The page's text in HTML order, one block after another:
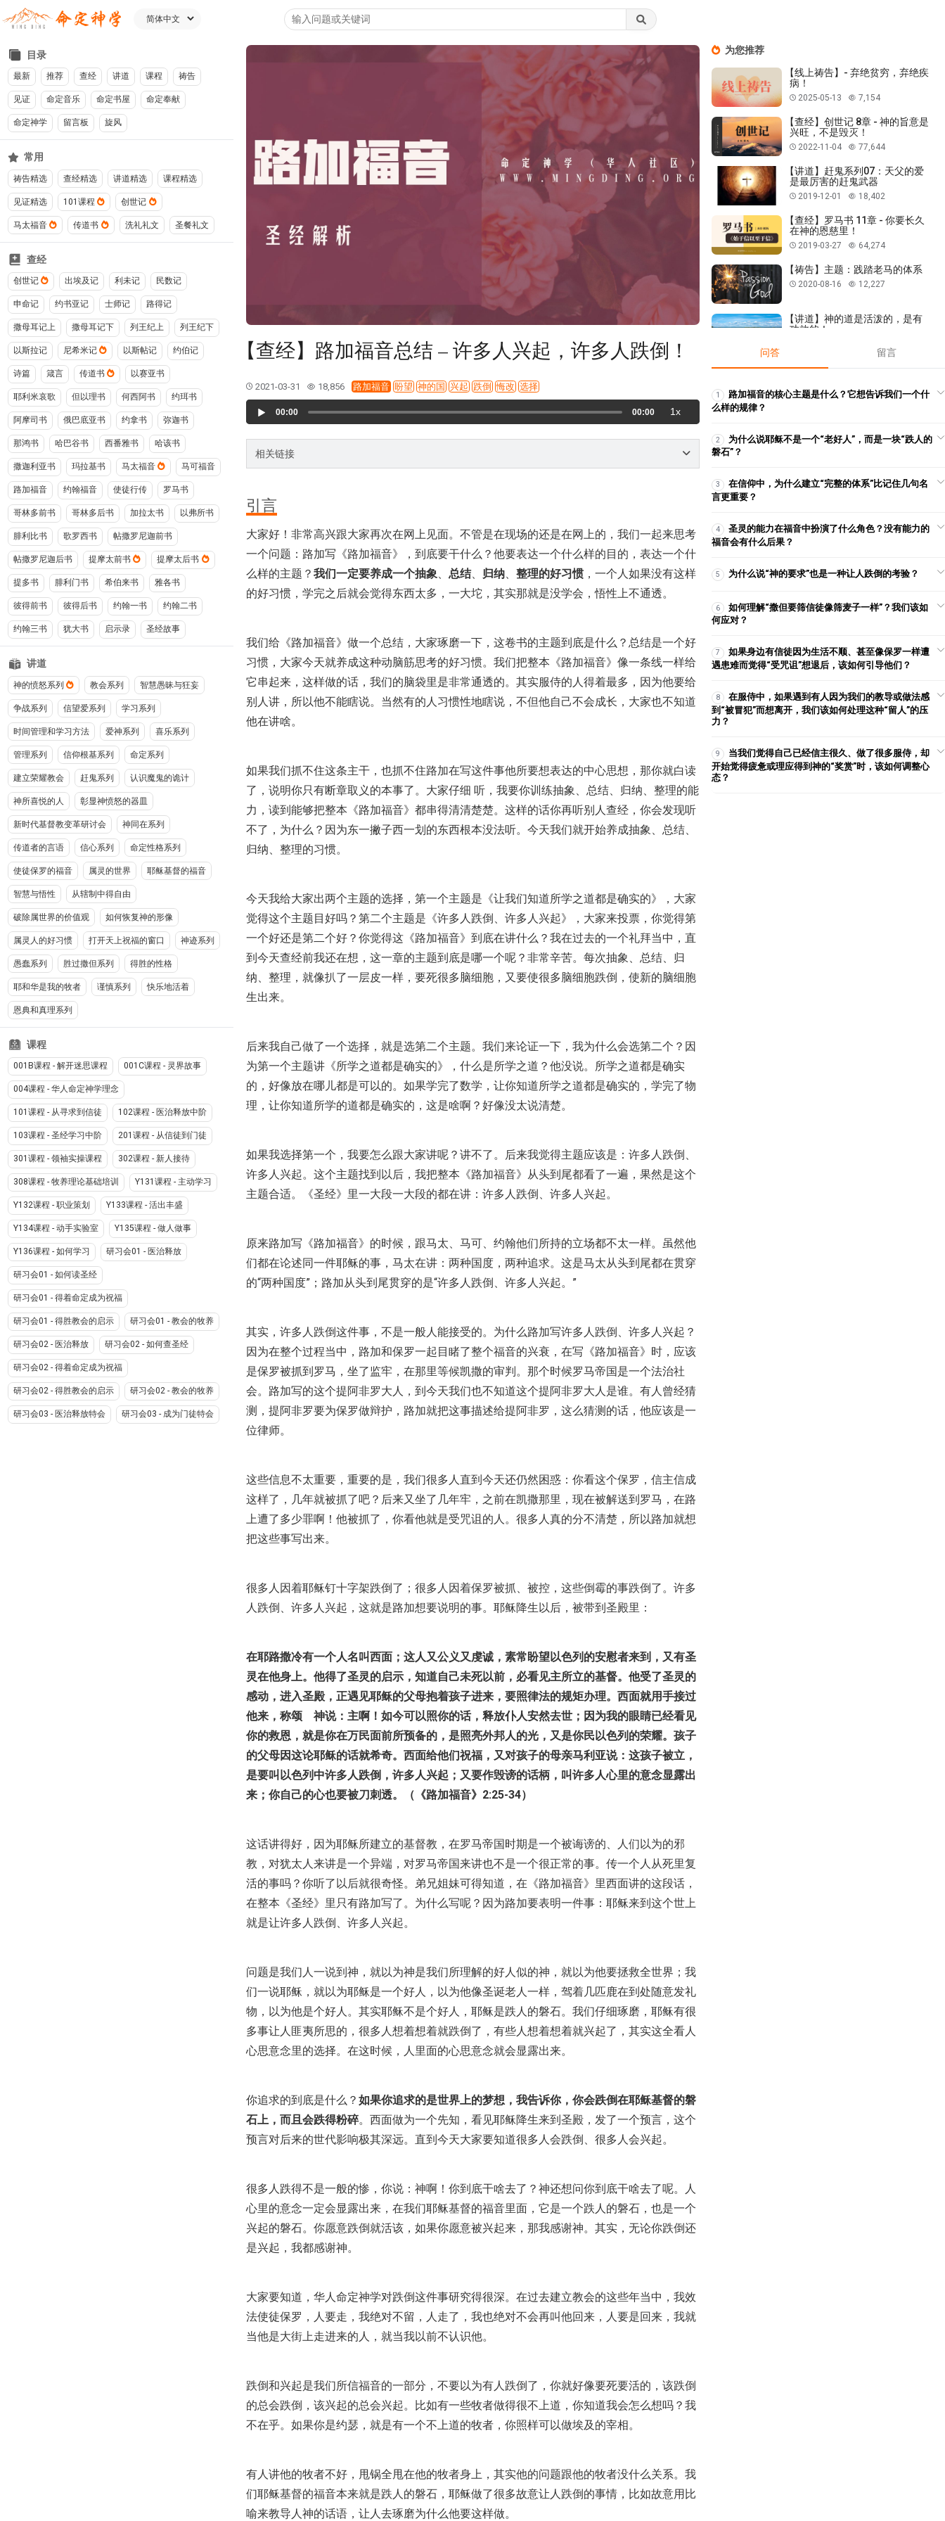
目录
最新 推荐 查经 讲道 课程 祷告
见证 命定音乐 命定书屋 命定奉献
命定神学 留言板 旋风
常用
祷告精选 查经精选 讲道精选 课程精选
见证精选 101课程 创世记
马太福音 传道书 洗礼礼文 圣餐礼文
查经
创世记 出埃及记 利未记 民数记
申命记 约书亚记 士师记 路得记
撒母耳记上 撒母耳记下 列王纪上 列王纪下
以斯拉记 尼希米记 以斯帖记 约伯记
诗篇 箴言 传道书 以赛亚书
耶利米哀歌 但以理书 何西阿书 约珥书
阿摩司书 俄巴底亚书 约拿书 弥迦书
那鸿书 哈巴谷书 西番雅书 哈该书
撒迦利亚书 玛拉基书 马太福音 马可福音
路加福音 约翰福音 使徒行传 罗马书
哥林多前书 哥林多后书 加拉太书 以弗所书
腓利比书 歌罗西书 帖撒罗尼迦前书
帖撒罗尼迦后书 提摩太前书 提摩太后书
提多书 腓利门书 希伯来书 雅各书
彼得前书 彼得后书 约翰一书 约翰二书
约翰三书 犹大书 启示录 圣经故事
讲道
神的愤怒系列 教会系列 智慧愚昧与狂妄
争战系列 信望爱系列 学习系列
时间管理和学习方法 爱神系列 喜乐系列
管理系列 信仰根基系列 命定系列
建立荣耀教会 赶鬼系列 认识魔鬼的诡计
神所喜悦的人 彰显神愤怒的器皿
新时代基督教变革研讨会 神同在系列
传道者的言语 信心系列 命定性格系列
使徒保罗的福音 属灵的世界 耶稣基督的福音
智慧与悟性 从辖制中得自由
破除属世界的价值观 如何恢复神的形像
属灵人的好习惯 打开天上祝福的窗口 神迹系列
愚蠢系列 胜过撒但系列 得胜的性格
耶和华是我的牧者 谨慎系列 快乐地活着
恩典和真理系列
课程
001B课程 - 解开迷思课程 001C课程 - 灵界故事
004课程 - 华人命定神学理念
101课程 - 从寻求到信徒 102课程 - 医治释放中阶
103课程 - 圣经学习中阶 201课程 - 从信徒到门徒
301课程 - 领袖实操课程 302课程 - 新人接待
308课程 - 牧养理论基础培训 Y131课程 - 主动学习
Y132课程 - 职业策划 Y133课程 - 活出丰盛
Y134课程 - 动手实验室 Y135课程 - 做人做事
Y136课程 - 如何学习 研习会01 - 医治释放
研习会01 - 如何读圣经
研习会01 - 得着命定成为祝福
研习会01 - 得胜教会的启示 研习会01 - 教会的牧养
研习会02 - 医治释放 研习会02 - 如何查圣经
研习会02 - 得着命定成为祝福
研习会02 - 得胜教会的启示 研习会02 - 教会的牧养
研习会03 - 医治释放特会 研习会03 - 成为门徒特会
【查经】路加福音总结 – 许多人兴起，许多人跌倒！
2021-03-31 18,856 路加福音 盼望 神的国 兴起 跌倒 悔改 选择
Player
00:00 00:00 1x
相关链接
引言
大家好！非常高兴跟大家再次在网上见面。不管是在现场的还是在网上的，我们一起来思考
一个问题：路加写《路加福音》，到底要干什么？他要表达一个什么样的目的，表达一个什
么样的主题？ 我们一定要养成一个抽象、 总结、 归纳、 整理的好习惯，一个人如果没有这样
的好习惯，学完之后就会觉得东西太多，一大坨，其实那就是没学会，悟性上不通透。
我们给《路加福音》做一个总结，大家琢磨一下，这卷书的主题到底是什么？总结是一个好
习惯，大家今天就养成这种动脑筋思考的好习惯。我们把整本《路加福音》像一条线一样给
它串起来，这样做的话，我们的脑袋里是非常通透的。其实服侍的人得着最多，因为他要给
别人讲，所以他不能瞎说。当然有的人习惯性地瞎说，不但他自己不会成长，大家也不知道
他在讲啥。
如果我们抓不住这条主干，也抓不住路加在写这件事他所要想表达的中心思想，那你就白读
了，说明你只有断章取义的本事了。大家仔细 听，我要你训练抽象、总结、归纳、整理的能
力，读到能够把整本《路加福音》都串得清清楚楚。这样的话你再听别人查经，你会发现听
不了，为什么？因为东一撇子西一划的东西根本没法听。今天我们就开始养成抽象、总结、
归纳、整理的习惯。
今天我给大家出两个主题的选择，第一个主题是《让我们知道所学之道都是确实的》，大家
觉得这个主题目好吗？第二个主题是《许多人跌倒、许多人兴起》，大家来投票，你觉得第
一个好还是第二个好？你觉得这《路加福音》到底在讲什么？我在过去的一个礼拜当中，直
到今天查经前我还在想，这一章的主题到底是哪一个呢？非常辛苦。每次抽象、总结、归
纳、整理，就像扒了一层皮一样，要死很多脑细胞，又要使很多脑细胞跌倒，使新的脑细胞
生出来。
后来我自己做了一个选择，就是选第二个主题。我们来论证一下，我为什么会选第二个？因
为第一个主题讲《所学之道都是确实的》，什么是所学之道？他没说。所学之道都是确实
的，好像放在哪儿都是可以的。如果学完了数学，让你知道所学之道都是确实的，学完了物
理，让你知道所学的道都是确实的，这是啥啊？好像没太说清楚。
如果我选择第一个，我要怎么跟大家讲呢？讲不了。后来我觉得主题应该是：许多人跌倒、
许多人兴起。这个主题找到以后，我把整本《路加福音》从头到尾都看了一遍，果然是这个
主题合适。《圣经》里一大段一大段的都在讲：许多人跌倒、许多人兴起。
原来路加写《路加福音》的时候，跟马太、马可、约翰他们所持的立场都不太一样。虽然他
们都在论述同一件耶稣的事，马太在讲：两种国度，两种追求。这是马太从头到尾都在贯穿
的“两种国度”；路加从头到尾贯穿的是“许多人跌倒、许多人兴起。”
其实，许多人跌倒这件事，不是一般人能接受的。为什么路加写许多人跌倒、许多人兴起？
因为在整个过程当中，路加和保罗一起目睹了整个福音的兴衰，在写《路加福音》时，应该
是保罗被抓到罗马，坐了监牢，在那里等候凯撒的审判。那个时候罗马帝国是一个法治社
会。路加写的这个提阿非罗大人，到今天我们也不知道这个提阿非罗大人是谁。有人曾经猜
测，提阿非罗要为保罗做辩护，路加就把这事描述给提阿非罗，这么猜测的话，他应该是一
位律师。
这些信息不太重要，重要的是，我们很多人直到今天还仍然困惑：你看这个保罗，信主信成
这样了，几年就被抓了吧？后来又坐了几年牢，之前在凯撒那里，现在被解送到罗马，在路
上遭了多少罪啊！他被抓了，你看他就是受咒诅的人。很多人真的分不清楚，所以路加就想
把这些事写出来。
很多人因着耶稣钉十字架跌倒了；很多人因着保罗被抓、被控，这些倒霉的事跌倒了。许多
人跌倒、许多人兴起，这就是路加想要说明的事。耶稣降生以后，被带到圣殿里：
在耶路撒冷有一个人名叫西面；这人又公义又虔诚，素常盼望以色列的安慰者来到，又有圣
灵在他身上。他得了圣灵的启示，知道自己未死以前，必看见主所立的基督。他受了圣灵的
感动，进入圣殿，正遇见耶稣的父母抱着孩子进来，要照律法的规矩办理。西面就用手接过
他来，称颂 神说：主啊！如今可以照你的话，释放仆人安然去世；因为我的眼睛已经看见
你的救恩，就是你在万民面前所预备的，是照亮外邦人的光，又是你民以色列的荣耀。孩子
的父母因这论耶稣的话就希奇。西面给他们祝福，又对孩子的母亲马利亚说：这孩子被立，
是要叫以色列中许多人跌倒，许多人兴起；又要作毁谤的话柄，叫许多人心里的意念显露出
来；你自己的心也要被刀刺透。（《路加福音》2:25-34）
这话讲得好，因为耶稣所建立的基督教，在罗马帝国时期是一个被诲谤的、人们以为的邪
教，对犹太人来讲是一个异端，对罗马帝国来讲也不是一个很正常的事。传一个人从死里复
活的事吗？你听了以后就很奇怪。弟兄姐妹可得知道，在《路加福音》里西面讲的这段话，
在整本《圣经》里只有路加写了。为什么写呢？因为路加要表明一件事：耶稣来到这个世上
就是让许多人跌倒、许多人兴起。
问题是我们人一说到神，就以为神是我们所理解的好人似的神，就以为他要拯救全世界；我
们一说耶稣，就以为耶稣是一个好人，以为他像圣诞老人一样，驾着几匹鹿在到处随意发礼
物，以为他是个好人。其实耶稣不是个好人，耶稣是跌人的磐石。我们仔细琢磨，耶稣有很
多事让人匪夷所思的，很多人想着想着就跌倒了，有些人想着想着就兴起了，其实这全看人
心思意念里的选择。在这时候，人里面的心思意念就会显露出来。
你追求的到底是什么？ 如果你追求的是世界上的梦想，我告诉你，你会跌倒在耶稣基督的磐
石上，而且会跌得粉碎。西面做为一个先知，看见耶稣降生来到圣殿，发了一个预言，这个
预言对后来的世代影响极其深远。直到今天大家要知道很多人会跌倒、很多人会兴起。
很多人跌得不是一般的惨，你说：神啊！你到底干啥去了？神还想问你到底干啥去了呢。人
心里的意念一定会显露出来，在我们耶稣基督的福音里面，它是一个跌人的磐石，也是一个
兴起的磐石。你愿意跌倒就活该，如果你愿意被兴起来，那我感谢神。其实，无论你跌倒还
是兴起，我都感谢神。
大家要知道，华人命定神学对跌倒这件事研究得很深。在过去建立教会的这些年当中，我效
法使徒保罗，人要走，我绝对不留，人走了，我也绝对不会再叫他回来，人要是回来，我就
当他是大街上走进来的人，就当我以前不认识他。
跌倒和兴起是我们所信福音的一部分，不要以为有人跌倒了，你就好像要死要活的，该跌倒
的总会跌倒，该兴起的总会兴起。比如有一些牧者做得很不上道，你知道我会怎么想吗？我
不在乎。如果你是约瑟，就是有一个不上道的牧者，你照样可以做埃及的宰相。
有人讲他的牧者不好，甩锅全甩在他的牧者身上，其实他的问题跟他的牧者没什么关系。我
们耶稣基督的福音本来就是跌人的磐石，耶稣做了很多故意让人跌倒的事情，比如故意用比
喻来教导人神的话语，让人去琢磨为什么他要这样做。
为您推荐
【线上祷告】- 弃绝贫穷，弃绝疾
病！
2025-05-13 7,154
【查经】创世记 8章 - 神的旨意是
兴旺，不是毁灭！
2022-11-04 77,644
【讲道】赶鬼系列07：天父的爱
是最厉害的赶鬼武器
2019-12-01 18,402
【查经】罗马书 11章 - 你要长久
在神的恩慈里！
2019-03-27 64,274
【祷告】主题：践踏老马的体系
2020-08-16 12,227
【讲道】神的道是活泼的，是有
功效的！
【查经】诗篇 34章 - 但寻求耶和
2025-08-24 1,168
2023-05-28 5,523
和尊荣
力！
心也在那里
【命定音乐】第96首 -《撇下一
【查经】哥林多前书 12章 - 你们
【命定音乐】第169首 -《亚伯拉
【线上祷告】- 放下一切，得着自
由
问答 留言
1
路加福音的核心主题是什么？它想告诉我们一个什
么样的规律？
2
为什么说耶稣不是一个“老好人”，而是一块“跌人的
磐石”？
3
在信仰中，为什么建立“完整的体系”比记住几句名
言更重要？
4
圣灵的能力在福音中扮演了什么角色？没有能力的
福音会有什么后果？
5 为什么说“神的要求”也是一种让人跌倒的考验？
6
如何理解“撒但要筛信徒像筛麦子一样”？我们该如
何应对？
7
如果身边有信徒因为生活不顺、甚至像保罗一样遭
遇患难而觉得“受咒诅”想退后，该如何引导他们？
8
在服侍中，如果遇到有人因为我们的教导或做法感
到“被冒犯”而想离开，我们该如何处理这种“留人”的压
力？
9
当我们觉得自己已经信主很久、做了很多服侍，却
开始觉得疲惫或理应得到神的“奖赏”时，该如何调整心
态？